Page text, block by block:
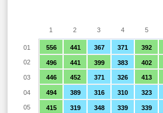
556 441 367 371 392
496 441 399 383 402
446 452 371 326 413
494 389 316 310 323
415 319 348 339 339
1 2 3 4 5
01
02
03
04
05